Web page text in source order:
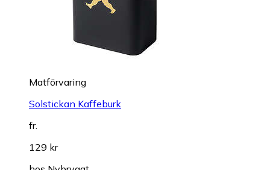
Matförvaring
Solstickan Kaffeburk
fr.
129 kr